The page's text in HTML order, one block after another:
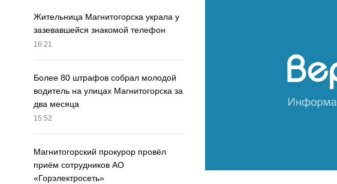
Жительница Магнитогорска украла у
зазевавшейся знакомой телефон
16:21
Более 80 штрафов собрал молодой
водитель на улицах Магнитогорска за
два месяца
15:52
Магнитогорский прокурор провёл
приём сотрудников АО
«Горэлектросеть»